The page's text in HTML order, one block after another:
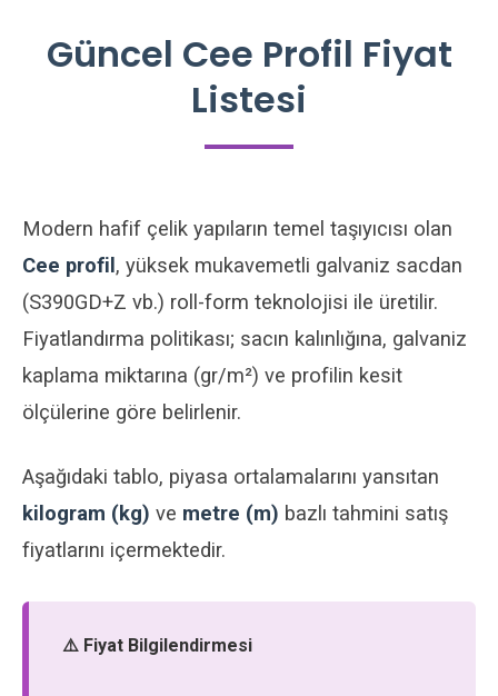
Güncel Cee Profil Fiyat
Listesi
Modern hafif çelik yapıların temel taşıyıcısı olan
Cee profil , yüksek mukavemetli galvaniz sacdan
(S390GD+Z vb.) roll-form teknolojisi ile üretilir.
Fiyatlandırma politikası; sacın kalınlığına, galvaniz
kaplama miktarına (gr/m²) ve profilin kesit
ölçülerine göre belirlenir.
Aşağıdaki tablo, piyasa ortalamalarını yansıtan
kilogram (kg) ve metre (m) bazlı tahmini satış
fiyatlarını içermektedir.
⚠️ Fiyat Bilgilendirmesi